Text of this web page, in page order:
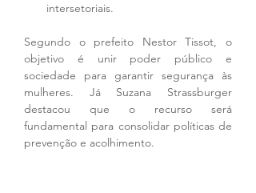
intersetoriais.
Segundo o prefeito Nestor Tissot, o
objetivo é unir poder público e
sociedade para garantir segurança às
mulheres. Já Suzana Strassburger
destacou que o recurso será
fundamental para consolidar políticas de
prevenção e acolhimento.